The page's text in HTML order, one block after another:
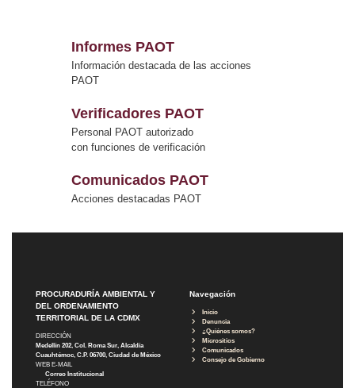
Informes PAOT
Información destacada de las acciones
PAOT
Verificadores PAOT
Personal PAOT autorizado
con funciones de verificación
Comunicados PAOT
Acciones destacadas PAOT
PROCURADURÍA AMBIENTAL Y
DEL ORDENAMIENTO
TERRITORIAL DE LA CDMX
DIRECCIÓN
Medellín 202, Col. Roma Sur, Alcaldía
Cuauhtémoc, C.P. 06700, Ciudad de México
WEB E-MAIL
Correo Institucional
TELÉFONO
Navegación
Inicio
Denuncia
¿Quiénes somos?
Micrositios
Comunicados
Consejo de Gobierno